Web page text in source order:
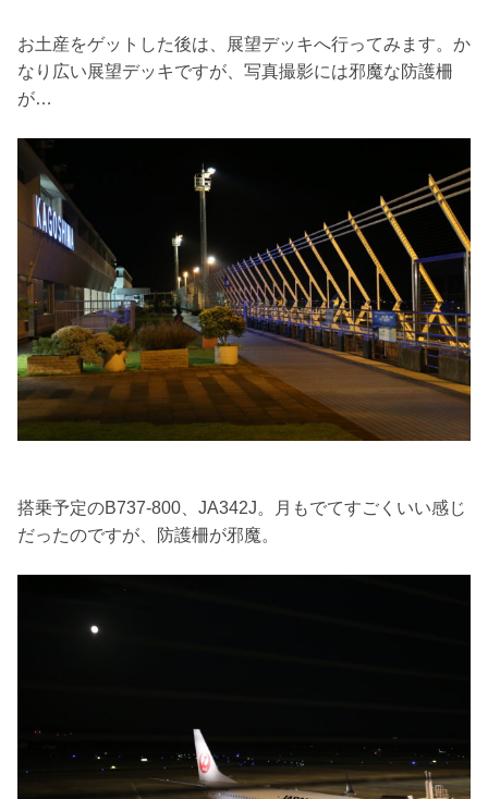
お土産をゲットした後は、展望デッキへ行ってみます。か
なり広い展望デッキですが、写真撮影には邪魔な防護柵
が…
搭乗予定のB737-800、JA342J。月もでてすごくいい感じ
だったのですが、防護柵が邪魔。